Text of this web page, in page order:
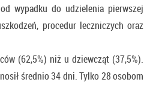
wypadku do udzielenia pierwszej
procedur leczniczych oraz
(62,5%) niż u dziewcząt (37,5%).
średnio 34 dni. Tylko 28 osobom